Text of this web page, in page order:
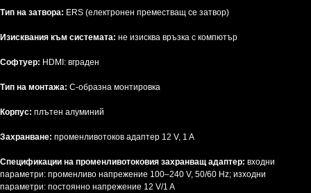
Тип на затвора: ERS (електронен преместващ се затвор)
Изисквания към системата: не изисква връзка с компютър
Софтуер: HDMI: вграден
Тип на монтажа: C-образна монтировка
Корпус: плътен алуминий
Захранване: променливотоков адаптер 12 V, 1 A
Спецификации на променливотоковия захранващ адаптер: входни
параметри: променливо напрежение 100–240 V, 50/60 Hz; изходни
параметри: постоянно напрежение 12 V/1 A